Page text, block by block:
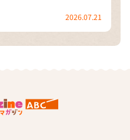
2026.07.21